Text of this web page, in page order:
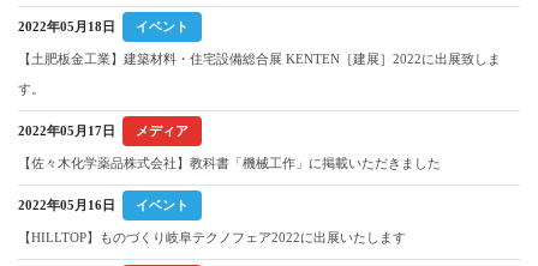
2022年05月18日 イベント
【土肥板金工業】建築材料・住宅設備総合展 KENTEN［建展］2022に出展致しま
す。
2022年05月17日 メディア
【佐々木化学薬品株式会社】教科書「機械工作」に掲載いただきました
2022年05月16日 イベント
【HILLTOP】ものづくり岐阜テクノフェア2022に出展いたします